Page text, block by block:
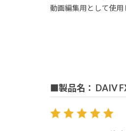
動画編集用として使用
■製品名： DAIV